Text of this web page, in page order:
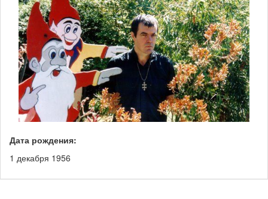
Дата рождения:
1 декабря 1956